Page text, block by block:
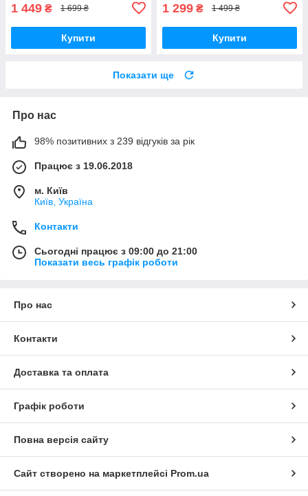
1 449 ₴ 1 699 ₴
Купити
1 299 ₴ 1 499 ₴
Купити
Показати ще
Про нас
98% позитивних з 239 відгуків за рік
Працює з 19.06.2018
м. Київ
Київ, Україна
Контакти
Сьогодні працює з 09:00 до 21:00
Показати весь графік роботи
Про нас
Контакти
Доставка та оплата
Графік роботи
Повна версія сайту
Сайт створено на маркетплейсі Prom.ua